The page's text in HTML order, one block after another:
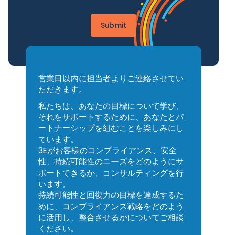
Submit
営業日以内に担当者よりご連絡させてい
ただきます。
私たちは、あなたの目標について学び、
それをサポートするために、あなたとパ
ートナーシップを組むことを楽しみにし
ています。
3Eがお客様のコンプライアンス、安全
性、持続可能性のニーズをどのようにサ
ポートできるか、コンサルティングを行
います。
持続可能性と回復力の目標を達成するた
めに、コンプライアンス戦略をどのよう
に活用し、整合させるかについてご相談
ください。